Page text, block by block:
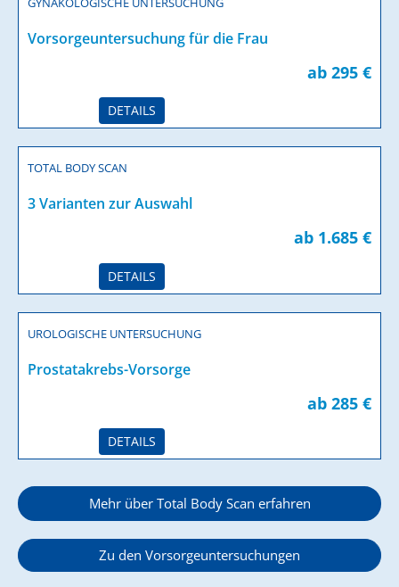
Vorsorgeuntersuchung für die Frau
ab 295 €
DETAILS
TOTAL BODY SCAN
3 Varianten zur Auswahl
ab 1.685 €
DETAILS
UROLOGISCHE UNTERSUCHUNG
Prostatakrebs-Vorsorge
ab 285 €
DETAILS
Mehr über Total Body Scan erfahren
Zu den Vorsorgeuntersuchungen